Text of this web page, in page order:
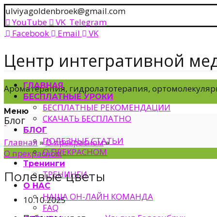
ulviyagoldenbroek@gmail.com
YouTube
VK Telegram
Facebook
Email VK
Центр интегративной
Ароматерапия, гидролатотерапия,
Меню
ГЛАВНАЯ
БЕСПЛАТНЫЕ УРОКИ
БЕСПЛАТНЫЕ РЕКОМЕНДАЦИИ
СКАЧАТЬ БЕСПЛАТНО
БЛОГ
ПОЛЕЗНЫЕ СТАТЬИ
О ПРЕКРАСНОМ
Тренинги
ТРЕНИНГИ
О НАС
НАША ОН-ЛАЙН КОМАНДА
FAQ
Блог
Главная »О прекрасном»
О прекрасном
Полевые цветы
10.10.2025